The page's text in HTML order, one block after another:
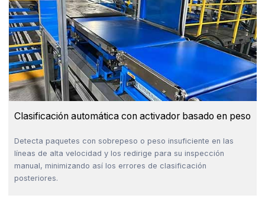
Clasificación automática con activador basado en peso
Detecta paquetes con sobrepeso o peso insuficiente en las
líneas de alta velocidad y los redirige para su inspección
manual, minimizando así los errores de clasificación
posteriores.